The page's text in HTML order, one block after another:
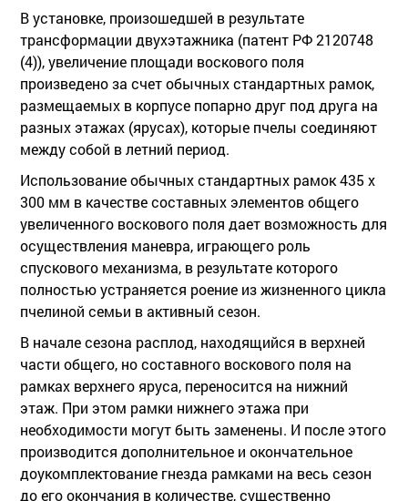
В установке, произошедшей в результате
трансформации двухэтажника (патент РФ 2120748
(4)), увеличение площади воскового поля
произведено за счет обычных стандартных рамок,
размещаемых в корпусе попарно друг под друга на
разных этажах (ярусах), которые пчелы соединяют
между собой в летний период.
Использование обычных стандартных рамок 435 х
300 мм в качестве составных элементов общего
увеличенного воскового поля дает возможность для
осуществления маневра, играющего роль
спускового механизма, в результате которого
полностью устраняется роение из жизненного цикла
пчелиной семьи в активный сезон.
В начале сезона расплод, находящийся в верхней
части общего, но составного воскового поля на
рамках верхнего яруса, переносится на нижний
этаж. При этом рамки нижнего этажа при
необходимости могут быть заменены. И после этого
производится дополнительное и окончательное
доукомплектование гнезда рамками на весь сезон
до его окончания в количестве, существенно